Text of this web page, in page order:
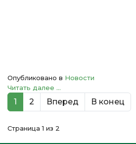
Опубликовано в Новости
Читать далее ...
1 2 Вперед В конец
Страница 1 из 2